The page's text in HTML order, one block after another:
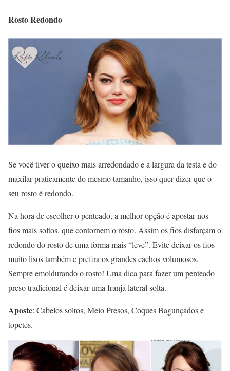
Rosto Redondo
Se você tiver o queixo mais arredondado e a largura da testa e do
maxilar praticamente do mesmo tamanho, isso quer dizer que o
seu rosto é redondo.
Na hora de escolher o penteado, a melhor opção é apostar nos
fios mais soltos, que contornem o rosto. Assim os fios disfarçam o
redondo do rosto de uma forma mais “leve”. Evite deixar os fios
muito lisos também e prefira os grandes cachos volumosos.
Sempre emoldurando o rosto! Uma dica para fazer um penteado
preso tradicional é deixar uma franja lateral solta.
Aposte: Cabelos soltos, Meio Presos, Coques Bagunçados e
topetes.